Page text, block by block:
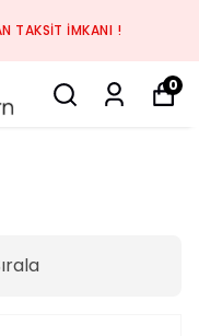
TAKSIT IMKANI !
0